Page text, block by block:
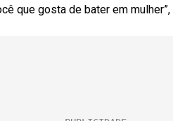
que gosta de bater em